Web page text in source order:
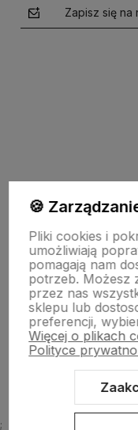
Zapisz się na
Pomoc
Moje konto
Płatności i
O nas
;
🍪
Pliki cookies i
umożliwiają
pomagają nam
potrzeb. Możesz
przez nas
sklepu lub
preferencji,
Więcej o plikach
Polityce